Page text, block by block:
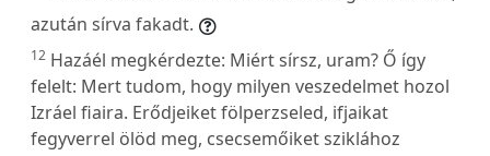
azután sírva fakadt.
12 Hazáél megkérdezte: Miért sírsz, uram? Ő így
felelt: Mert tudom, hogy milyen veszedelmet hozol
Izráel fiaira. Erődjeiket fölperzseled, ifjaikat
fegyverrel ölöd meg, csecsemőiket sziklához